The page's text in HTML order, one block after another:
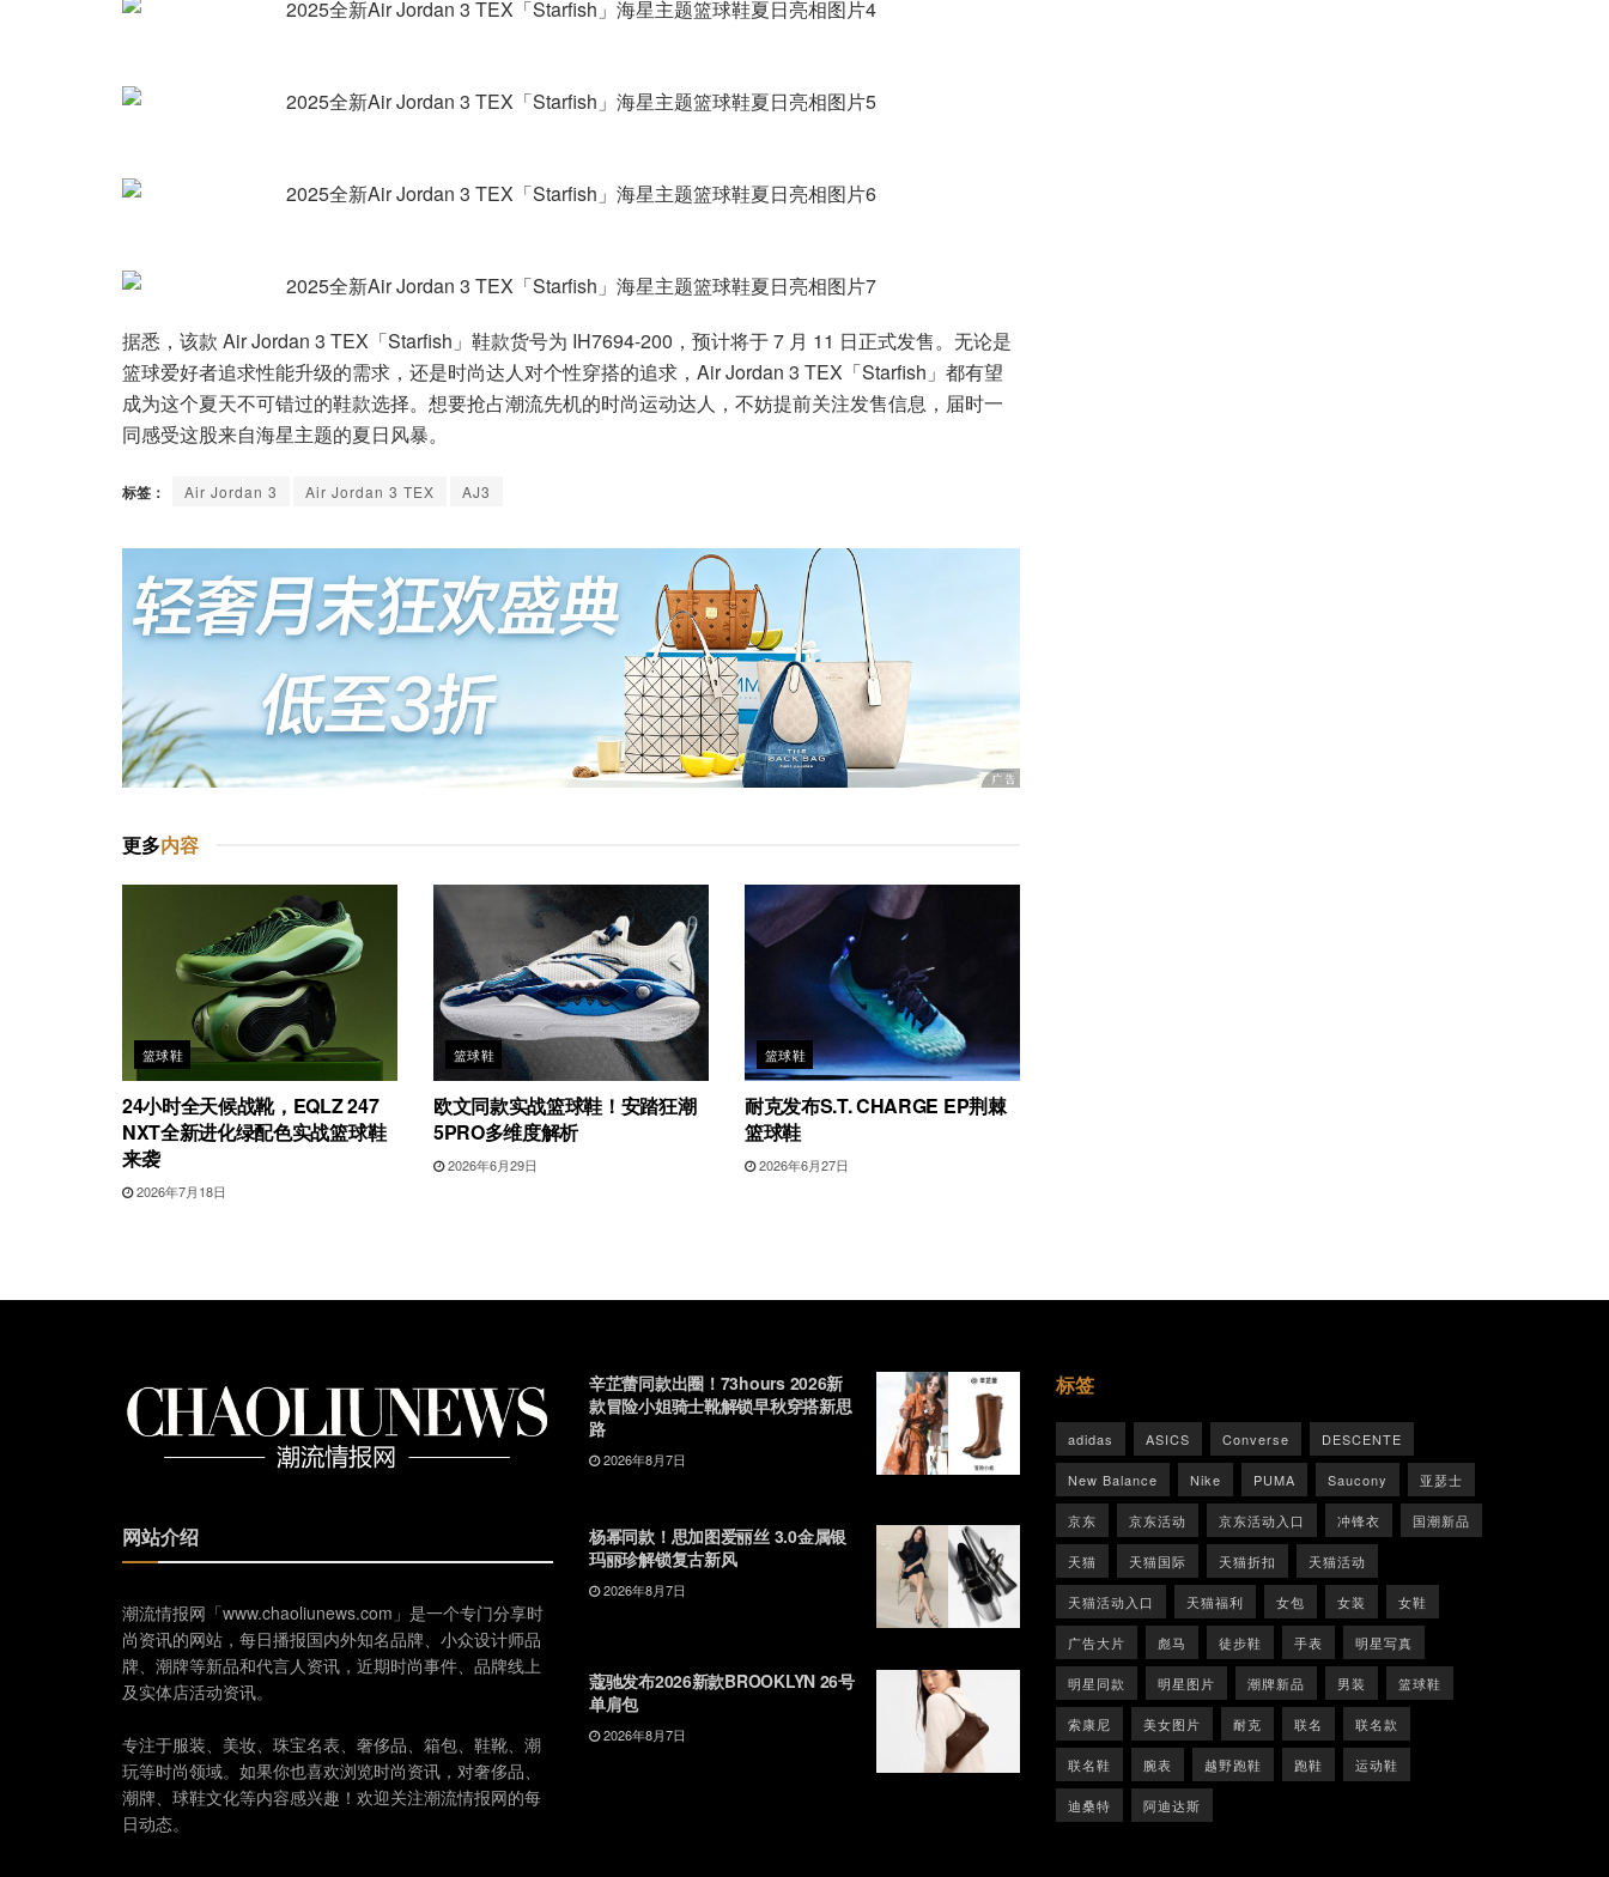
据悉，该款 Air Jordan 3 TEX「Starfish」鞋款货号为 IH7694-200，预计将于 7 月 11 日正式发售。无论是
篮球爱好者追求性能升级的需求，还是时尚达人对个性穿搭的追求，Air Jordan 3 TEX「Starfish」都有望
成为这个夏天不可错过的鞋款选择。想要抢占潮流先机的时尚运动达人，不妨提前关注发售信息，届时一
同感受这股来自海星主题的夏日风暴。
标签： Air Jordan 3 Air Jordan 3 TEX AJ3
更多内容
篮球鞋
24小时全天候战靴，EQLZ 247
NXT全新进化绿配色实战篮球鞋
来袭
2026年7月18日
篮球鞋
欧文同款实战篮球鞋！安踏狂潮
5PRO多维度解析
2026年6月29日
篮球鞋
耐克发布S.T. CHARGE EP荆棘
篮球鞋
2026年6月27日
网站介绍
潮流情报网「www.chaoliunews.com」是一个专门分享时
尚资讯的网站，每日播报国内外知名品牌、小众设计师品
牌、潮牌等新品和代言人资讯，近期时尚事件、品牌线上
及实体店活动资讯。
专注于服装、美妆、珠宝名表、奢侈品、箱包、鞋靴、潮
玩等时尚领域。如果你也喜欢浏览时尚资讯，对奢侈品、
潮牌、球鞋文化等内容感兴趣！欢迎关注潮流情报网的每
日动态。
辛芷蕾同款出圈！73hours 2026新
款冒险小姐骑士靴解锁早秋穿搭新思
路
2026年8月7日
杨幂同款！思加图爱丽丝 3.0金属银
玛丽珍解锁复古新风
2026年8月7日
蔻驰发布2026新款BROOKLYN 26号
单肩包
2026年8月7日
标签
adidas ASICS Converse DESCENTE
New Balance Nike PUMA Saucony 亚瑟士
京东 京东活动 京东活动入口 冲锋衣 国潮新品
天猫 天猫国际 天猫折扣 天猫活动
天猫活动入口 天猫福利 女包 女装 女鞋
广告大片 彪马 徒步鞋 手表 明星写真
明星同款 明星图片 潮牌新品 男装 篮球鞋
索康尼 美女图片 耐克 联名 联名款
联名鞋 腕表 越野跑鞋 跑鞋 运动鞋
迪桑特 阿迪达斯